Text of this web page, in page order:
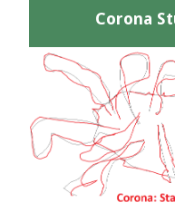
Corona